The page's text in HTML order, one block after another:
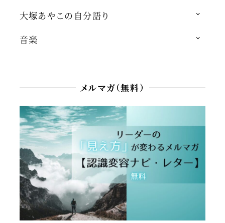
大塚あやこの自分語り
音楽
メルマガ（無料）